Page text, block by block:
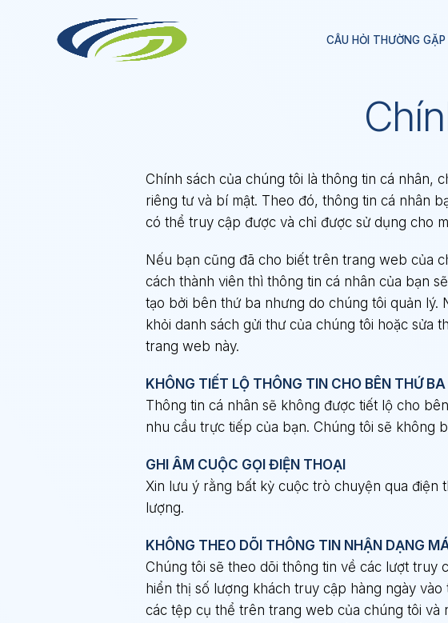
CÂU HỎI THƯỜNG GẶP
Chính sách của chúng tôi là thông tin cá nhân,
riêng tư và bí mật. Theo đó, thông tin cá nhân
có thể truy cập được và chỉ được sử dụng cho
Nếu bạn cũng đã cho biết trên trang web của
cách thành viên thì thông tin cá nhân của bạn
tạo bởi bên thứ ba nhưng do chúng tôi quản lý.
khỏi danh sách gửi thư của chúng tôi hoặc sửa
trang web này.
KHÔNG TIẾT LỘ THÔNG TIN CHO BÊN THỨ BA
Thông tin cá nhân sẽ không được tiết lộ cho
nhu cầu trực tiếp của bạn. Chúng tôi sẽ không
GHI ÂM CUỘC GỌI ĐIỆN THOẠI
Xin lưu ý rằng bất kỳ cuộc trò chuyện qua điện
lượng.
KHÔNG THEO DÕI THÔNG TIN NHẬN DẠNG
Chúng tôi sẽ theo dõi thông tin về các lượt truy
hiển thị số lượng khách truy cập hàng ngày
các tệp cụ thể trên trang web của chúng tôi và